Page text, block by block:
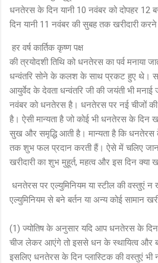
धनतेरस के दिन यानी 10 नवंबर को दोपहर
दिन यानी 11 नवंबर की सुबह तक खरीदारी
हर वर्ष कार्तिक कृष्ण पक्ष
की त्रयोदशी तिथि को धनतेरस का पर्व मनाया
धन्वंतरि सोने के कलश के साथ प्रकट हुए थे।
आयुर्वेद के देवता धन्वंतरि जी की जयंती भी
नवंबर को धनतेरस है। धनतेरस पर नई चीजों की
है। ऐसी मान्यता है जो कोई भी धनतेरस के दिन
सुख और समृद्धि आती है। मान्यता है कि धनतेरस
तक शुभ फल प्रदान करती हैं। ऐसे में चलिए
खरीदारी का शुभ मुहूर्त, महत्व और इस दिन क्या
धनतेरस पर एल्युमिनियम या स्टील की वस्तुएं न
एल्युमिनियम से बने बर्तन या अन्य कोई सामान
(1) ज्योतिष के अनुसार यदि आप धनतेरस के दिन
चीज लेकर आएंगे तो इससे धन के स्थायित्व और
इसलिए धनतेरस के दिन प्लास्टिक की वस्तुएं भी